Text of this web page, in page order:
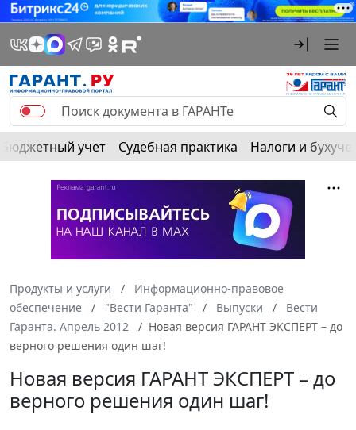
Бюджетный учет Судебная практика Налоги и
Продукты и услуги
Информационно-правовое
обеспечение
"Вести Гаранта" Выпуски
Вести
Гаранта. Апрель 2012
Новая версия ГАРАНТ ЭКСПЕРТ – до
верного решения один шаг!
Новая версия ГАРАНТ ЭКСПЕРТ – до
верного решения один шаг!